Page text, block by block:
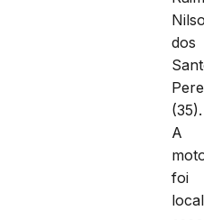
dos
(35).
A
foi